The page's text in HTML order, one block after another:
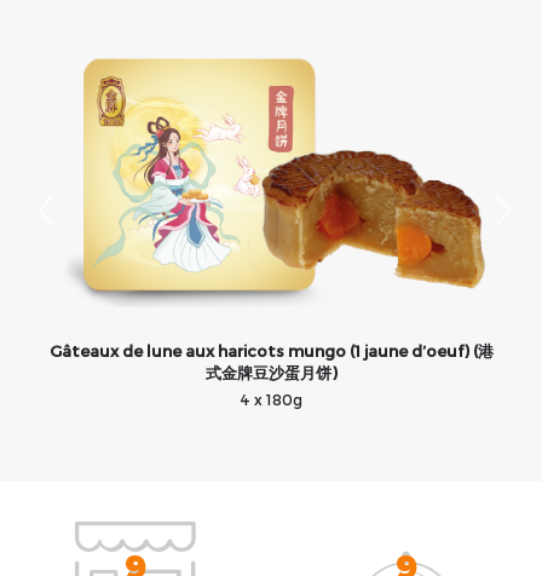
Gâteaux de lune aux haricots mungo (1 jaune d’oeuf) (港
式金牌豆沙蛋月饼)
4 x 180g
9 9